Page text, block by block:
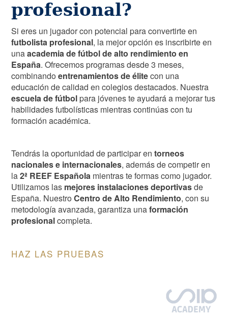
profesional?
Si eres un jugador con potencial para convertirte en
futbolista profesional, la mejor opción es inscribirte en
unaacademia de fútbol de alto rendimiento en
España. Ofrecemos programas desde 3 meses,
combinandoentrenamientos de élitecon una
educación de calidad en colegios destacados. Nuestra
escuela de fútbolpara jóvenes te ayudará a mejorar tus
habilidades futbolísticas mientras continúas con tu
formación académica.
Tendrás la oportunidad de participar entorneos
nacionales e internacionales, además de competir en
la2ª REEF Española mientras te formas como jugador.
Utilizamos las mejores instalaciones deportivasde
España. NuestroCentro de Alto Rendimiento, con su
metodología avanzada, garantiza unaformación
profesionalcompleta.
HAZ LAS PRUEBAS